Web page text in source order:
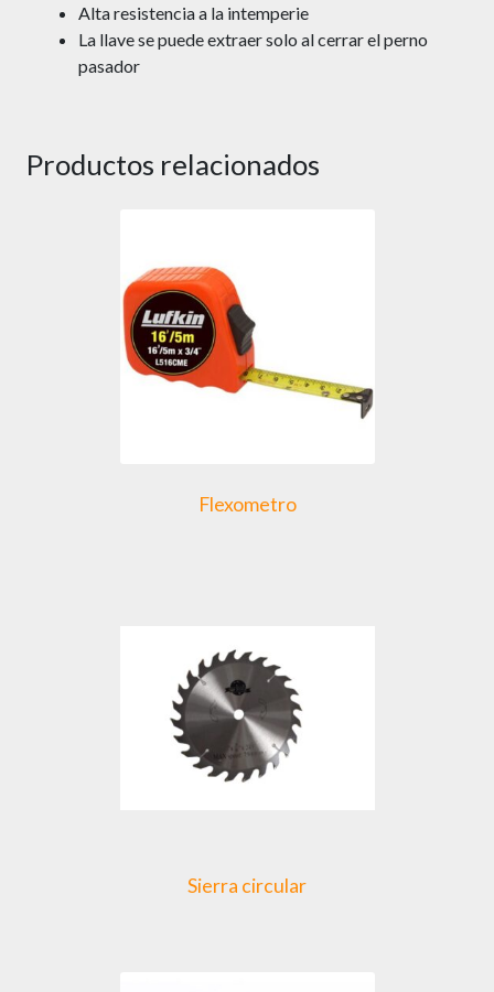
Alta resistencia a la intemperie
La llave se puede extraer solo al cerrar el perno
pasador
Productos relacionados
Flexometro
Sierra circular